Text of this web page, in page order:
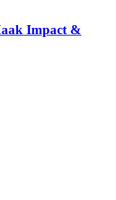
Impact &